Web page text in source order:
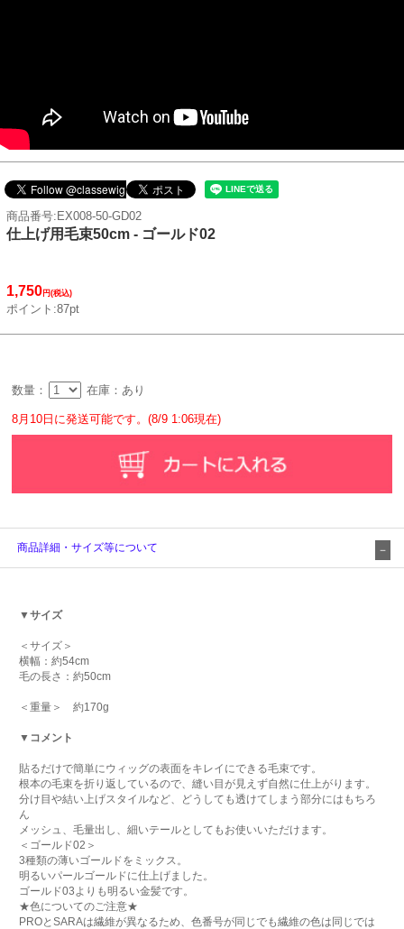
商品番号:EX008-50-GD02
仕上げ用毛束50cm - ゴールド02
1,750円(税込)
ポイント:87pt
数量： 在庫：あり
8月10日に発送可能です。(8/9 1:06現在)
商品詳細・サイズ等について
▼サイズ
＜サイズ＞
横幅：約54cm
毛の長さ：約50cm
＜重量＞ 約170g
▼コメント
貼るだけで簡単にウィッグの表面をキレイにできる毛束です。
根本の毛束を折り返しているので、縫い目が見えず自然に仕上がります。
分け目や結い上げスタイルなど、どうしても透けてしまう部分にはもちろ
ん
メッシュ、毛量出し、細いテールとしてもお使いいただけます。
＜ゴールド02＞
3種類の薄いゴールドをミックス。
明るいパールゴールドに仕上げました。
ゴールド03よりも明るい金髪です。
★色についてのご注意★
PROとSARAは繊維が異なるため、色番号が同じでも繊維の色は同じでは